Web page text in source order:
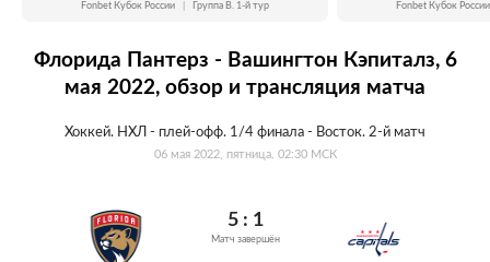
Fonbet Кубок России Группа B. 1-й тур Fonbet Кубок России
Флорида Пантерз - Вашингтон Кэпиталз, 6
мая 2022, обзор и трансляция матча
Хоккей. НХЛ - плей-офф. 1/4 финала - Восток. 2-й матч
06 мая 2022, пятница. 02:30 МСК
5 : 1
Матч завершён